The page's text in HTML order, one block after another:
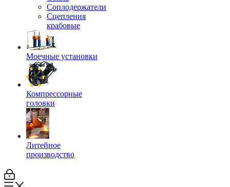
Соплодержатели
Сцепления
крабовые
Моечные установки
Компрессорные
головки
Литейное
производство